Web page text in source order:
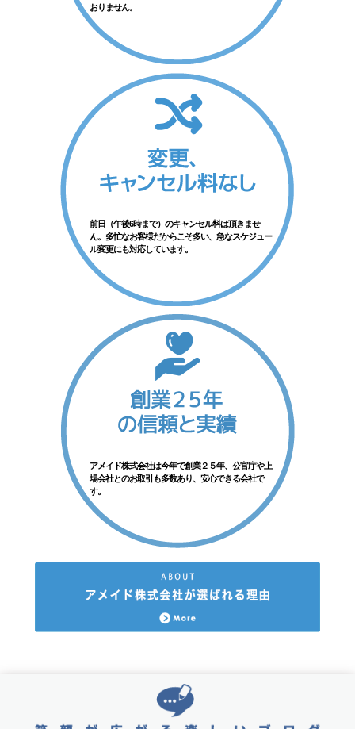
おりません。
前日（午後6時まで）のキャンセル料は頂きませ
ん。多忙なお客様だからこそ多い、急なスケジュー
ル変更にも対応しています。
アメイド株式会社は今年で創業２５年、公官庁や上
場会社とのお取引も多数あり、安心できる会社で
す。